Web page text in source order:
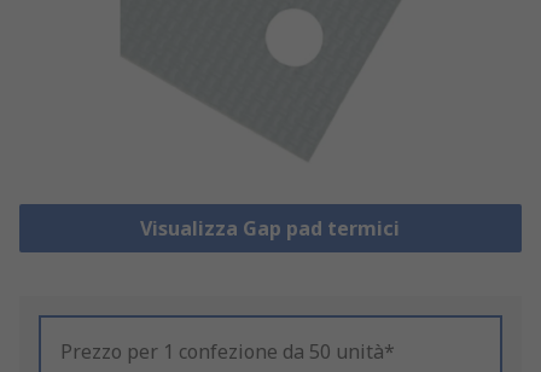
Visualizza Gap pad termici
Prezzo per 1 confezione da 50 unità*